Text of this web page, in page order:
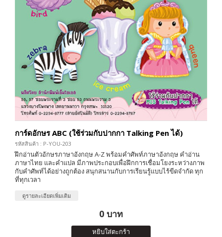
การ์ดอักษร ABC (ใช้ร่วมกับปากกา Talking Pen ได้)
รหัสสินค้า : P-YOU-203
ฝึกอ่านตัวอักษรภาษาอังกฤษ A-Z พร้อมคำศัพท์ภาษาอังกฤษ คำอ่าน
ภาษาไทย และคำแปล มีภาพประกอบเพื่อฝึกการเชื่อมโยงระหว่างภาพ
กับคำศัพท์ได้อย่างถูกต้อง สนุกสนานกับการเรียนรู้แบบไร้ขีดจำกัด ทุก
ที่ทุกเวลา
ดูรายละเอียดเพิ่มเติม
0 บาท
หยิบใส่ตะกร้า